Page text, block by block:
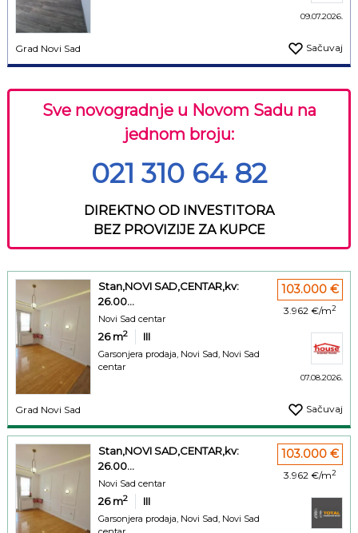
09.07.2026.
Grad Novi Sad Sačuvaj
Sve novogradnje u Novom Sadu na
jednom broju:
021 310 64 82
DIREKTNO OD INVESTITORA
BEZ PROVIZIJE ZA KUPCE
Stan,NOVI SAD,CENTAR,kv:
26.00...
Novi Sad centar
26m2 III
Garsonjera prodaja, Novi Sad, Novi Sad
centar
103.000 €
3.962 €/m2
07.08.2026.
Grad Novi Sad Sačuvaj
Stan,NOVI SAD,CENTAR,kv:
26.00...
Novi Sad centar
26m2 III
Garsonjera prodaja, Novi Sad, Novi Sad
103.000 €
3.962 €/m2